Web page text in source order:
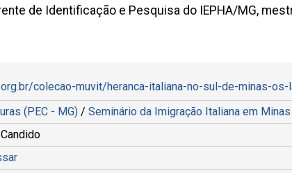
de Identificação e Pesquisa do IEPHA/MG,
colecao-muvit/heranca-italiana-no-sul-de-minas-
(PEC - MG) / Seminário da Imigração Italiana em